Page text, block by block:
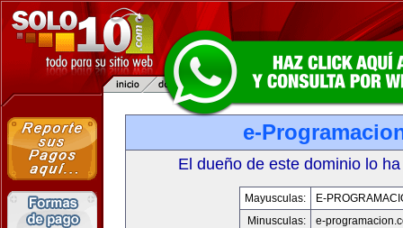
e-
El dueño de este dominio lo
Mayusculas:
E-
Minusculas:
e-